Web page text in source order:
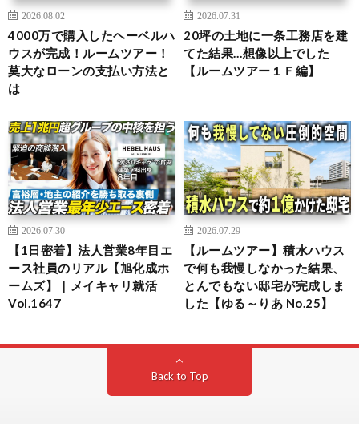
2026.08.02
4000万で購入したヘーベルハ
ウスが完成！ルームツアー！
莫大なローンの支払い方法と
は
2026.07.31
20坪の土地に一条工務店を建
てた結果…想像以上でした
【ルームツアー１Ｆ編】
2026.07.30
【1日密着】法人営業8年目エ
ース社員のリアル【旭化成ホ
ームズ】｜メイキャリ就活
Vol.1647
2026.07.29
【ルームツアー】積水ハウス
で何も我慢しなかった結果、
とんでもない邸宅が完成しま
した【ゆる～りあ No.25】
Back to Top